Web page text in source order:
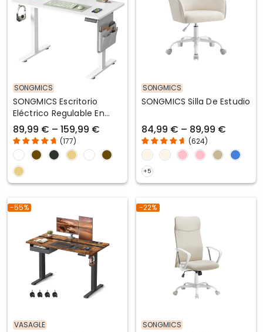
SONGMICS
SONGMICS Escritorio
Eléctrico Regulable En
Altura
89,99 € – 159,99 €
(177)
SONGMICS
SONGMICS Silla De Estudio
84,99 € – 89,99 €
(624)
-55%
VASAGLE
-22%
SONGMICS